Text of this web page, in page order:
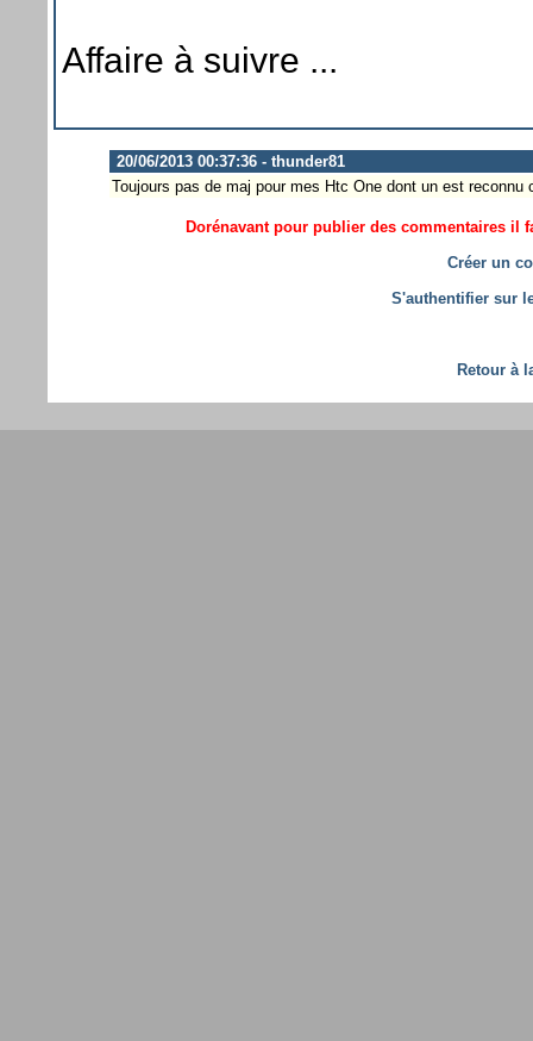
Affaire à suivre ...
20/06/2013 00:37:36 - thunder81
Toujours pas de maj pour mes Htc One dont un est
Dorénavant pour publier des commentaires il
Créer un
S'authentifier sur
Retour à